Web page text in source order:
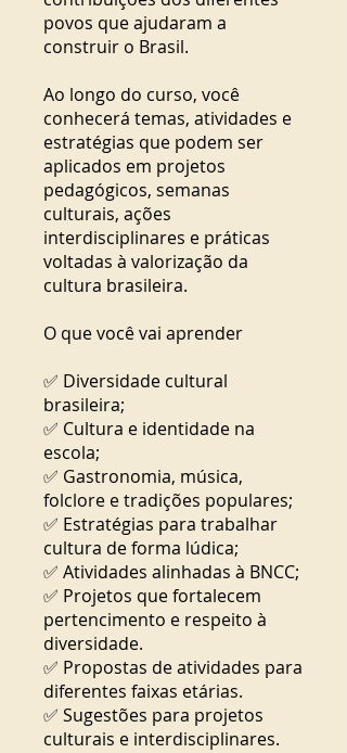
povos que ajudaram a
construir o Brasil.
Ao longo do curso, você
conhecerá temas, atividades e
estratégias que podem ser
aplicados em projetos
pedagógicos, semanas
culturais, ações
interdisciplinares e práticas
voltadas à valorização da
cultura brasileira.
O que você vai aprender
✅ Diversidade cultural
brasileira;
✅ Cultura e identidade na
escola;
✅ Gastronomia, música,
folclore e tradições populares;
✅ Estratégias para trabalhar
cultura de forma lúdica;
✅ Atividades alinhadas à BNCC;
✅ Projetos que fortalecem
pertencimento e respeito à
diversidade.
✅ Propostas de atividades para
diferentes faixas etárias.
✅ Sugestões para projetos
culturais e interdisciplinares.